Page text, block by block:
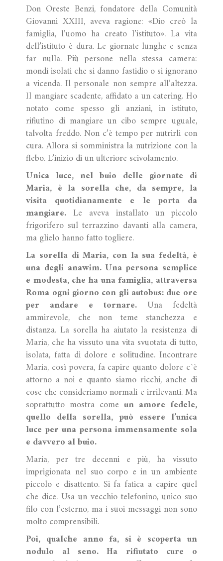
Don Oreste Benzi, fondatore della Comunità
Giovanni XXIII, aveva ragione: «Dio creò la
famiglia, l’uomo ha creato l’istituto». La vita
dell’istituto è dura. Le giornate lunghe e senza
far nulla. Più persone nella stessa camera:
mondi isolati che si danno fastidio o si ignorano
a vicenda. Il personale non sempre all’altezza.
Il mangiare scadente, affidato a un catering. Ho
notato come spesso gli anziani, in istituto,
rifiutino di mangiare un cibo sempre uguale,
talvolta freddo. Non c’è tempo per nutrirli con
cura. Allora si somministra la nutrizione con la
flebo. L’inizio di un ulteriore scivolamento.
Unica luce, nel buio delle giornate di
Maria, è la sorella che, da sempre, la
visita quotidianamente e le porta da
mangiare. Le aveva installato un piccolo
frigorifero sul terrazzino davanti alla camera,
ma glielo hanno fatto togliere.
La sorella di Maria, con la sua fedeltà, è
una degli anawim. Una persona semplice
e modesta, che ha una famiglia, attraversa
Roma ogni giorno con gli autobus: due ore
per andare e tornare.Una fedeltà
ammirevole, che non teme stanchezza e
distanza. La sorella ha aiutato la resistenza di
Maria, che ha vissuto una vita svuotata di tutto,
isolata, fatta di dolore e solitudine. Incontrare
Maria, così povera, fa capire quanto dolore c`è
attorno a noi e quanto siamo ricchi, anche di
cose che consideriamo normali e irrilevanti. Ma
soprattutto mostra come un amore fedele,
quello della sorella, può essere l’unica
luce per una persona immensamente sola
e davvero al buio.
Maria, per tre decenni e più, ha vissuto
imprigionata nel suo corpo e in un ambiente
piccolo e disattento. Si fa fatica a capire quel
che dice. Usa un vecchio telefonino, unico suo
filo con l’esterno, ma i suoi messaggi non sono
molto comprensibili.
Poi, qualche anno fa, si è scoperta un
nodulo al seno. Ha rifiutato cure o